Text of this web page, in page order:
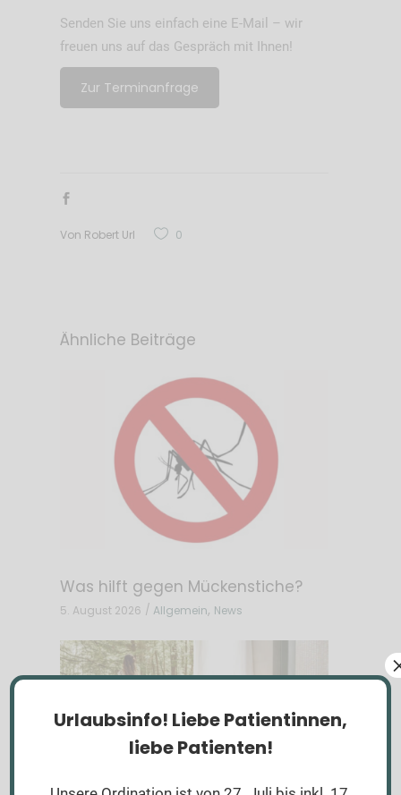
Senden Sie uns einfach eine E-Mail – wir
freuen uns auf das Gespräch mit Ihnen!
Zur Terminanfrage
Von Robert Url 0
Ähnliche Beiträge
Was hilft gegen Mückenstiche?
5. August 2026 Allgemein, News
Urlaubsinfo! Liebe Patientinnen,
liebe Patienten!